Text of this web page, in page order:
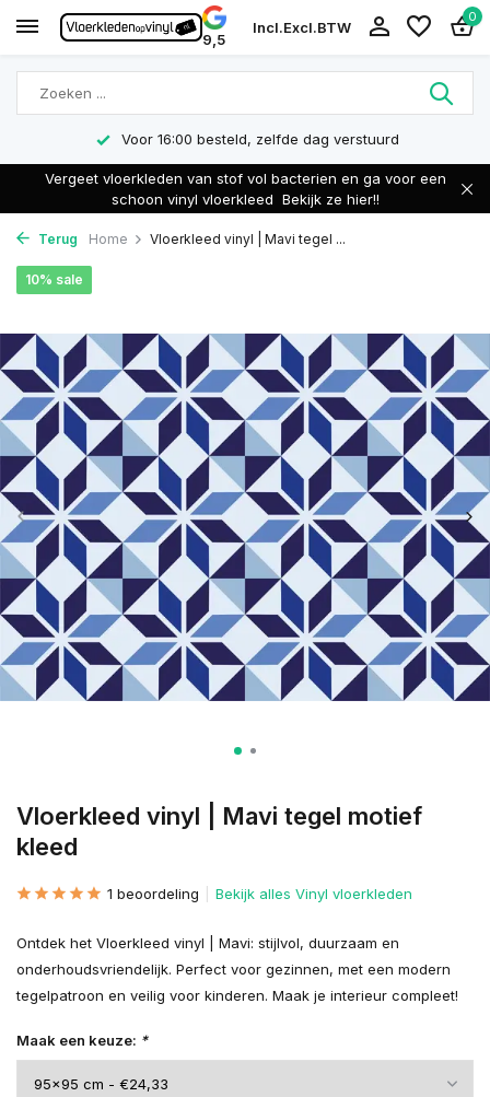
9,5
Incl.Excl.BTW
0
Voor 16:00 besteld, zelfde dag verstuurd
Vergeet vloerkleden van stof vol bacterien en ga voor een
schoon vinyl vloerkleed Bekijk ze hier!!
Terug Home Vloerkleed vinyl | Mavi tegel ...
Vloerkleed vinyl | Mavi tegel motief
kleed
10% sale
1 beoordeling Bekijk alles Vinyl vloerkleden
Ontdek het Vloerkleed vinyl | Mavi: stijlvol, duurzaam en
onderhoudsvriendelijk. Perfect voor gezinnen, met een modern
tegelpatroon en veilig voor kinderen. Maak je interieur compleet!
Maak een keuze: *